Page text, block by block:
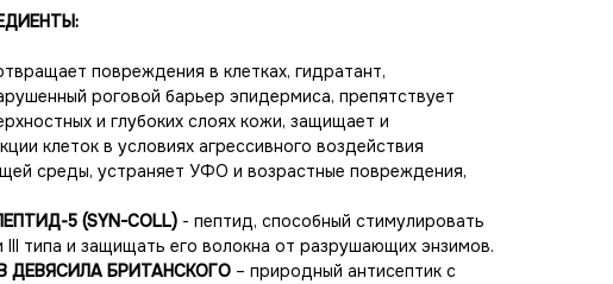
повреждения в клетках, гидратант,
роговой барьер эпидермиса, препятствует
и глубоких слоях кожи, защищает и
клеток в условиях агрессивного воздействия
среды, устраняет УФО и возрастные повреждения,
5 (SYN-COLL) - пептид, способный стимулировать
III типа и защищать его волокна от разрушающих энзимов.
ДЕВЯСИЛА БРИТАНСКОГО – природный антисептик с